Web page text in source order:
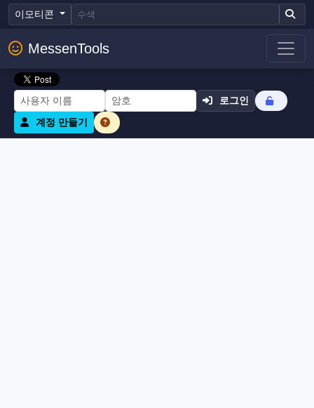
이모티콘
MessenTools
로그인
계정 만들기